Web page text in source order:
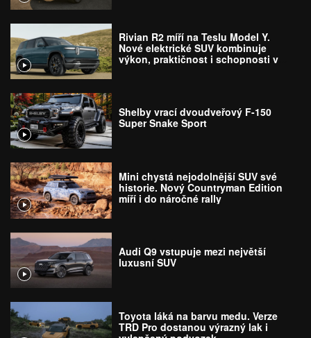
Rivian R2 míří na Teslu Model Y.
Nové elektrické SUV kombinuje
výkon, praktičnost i schopnosti v
Shelby vrací dvoudveřový F-150
Super Snake Sport
Mini chystá nejodolnější SUV své
historie. Nový Countryman Edition
míří i do náročné rally
Audi Q9 vstupuje mezi největší
luxusní SUV
Toyota láká na barvu medu. Verze
TRD Pro dostanou výrazný lak i